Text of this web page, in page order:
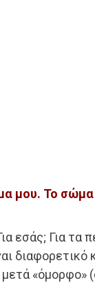
μου. Το σώμα
εσάς; Για τα
διαφορετικό
«όμορφο»